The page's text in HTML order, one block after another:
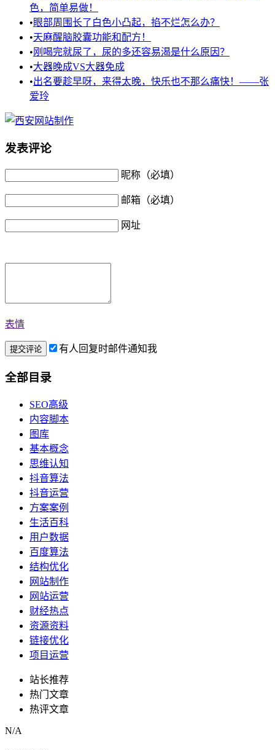
色，简单易做！
•眼部周围长了白色小凸起，掐不烂怎么办？
•天麻醒脑胶囊功能和配方！
•刚喝完就尿了，尿的多还容易渴是什么原因？
•大器晚成VS大器免成
•出名要趁早呀，来得太晚，快乐也不那么痛快！——张
爱玲
发表评论
昵称（必填）
邮箱（必填）
网址
表情
有人回复时邮件通知我
全部目录
SEO高级
内容脚本
图库
基本概念
思维认知
抖音算法
抖音运营
方案案例
生活百科
用户数据
百度算法
结构优化
网站制作
网站运营
财经热点
资源资料
链接优化
项目运营
站长推荐
热门文章
热评文章
N/A